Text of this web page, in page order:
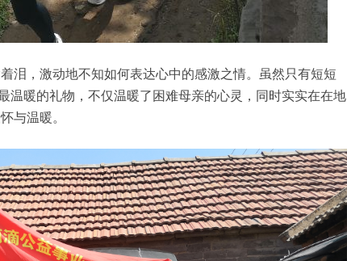
泪，激动地不知如何表达心中的感激之情。虽然只有短短
温暖的礼物，不仅温暖了困难母亲的心灵，同时实实在在地
与温暖。